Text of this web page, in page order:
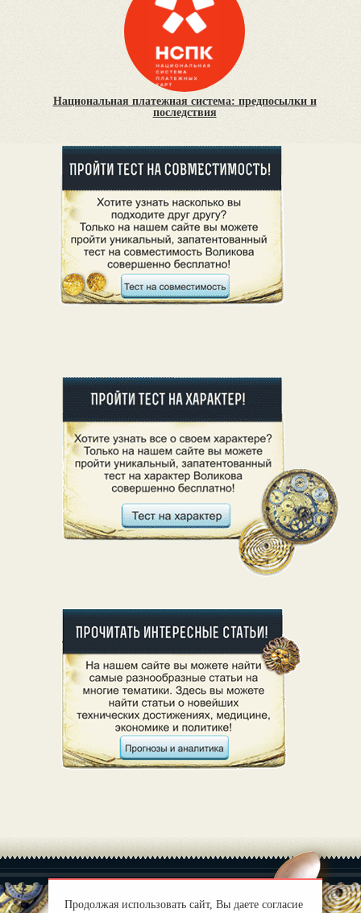
Национальная платежная система: предпосылки и
последствия
Продолжая использовать сайт, Вы даете согласие